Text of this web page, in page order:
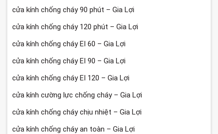
cửa kính chống cháy 90 phút – Gia Lợi
cửa kính chống cháy 120 phút – Gia Lợi
cửa kính chống cháy EI 60 – Gia Lợi
cửa kính chống cháy EI 90 – Gia Lợi
cửa kính chống cháy EI 120 – Gia Lợi
cửa kính cường lực chống cháy – Gia Lợi
cửa kính chống cháy chịu nhiệt – Gia Lợi
cửa kính chống cháy an toàn – Gia Lợi